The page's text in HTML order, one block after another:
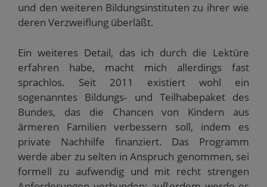
und den weiteren Bildungsinstituten zu ihrer wie
deren Verzweiflung überläßt.
Ein weiteres Detail, das ich durch die Lektüre
erfahren habe, macht mich allerdings fast
sprachlos. Seit 2011 existiert wohl ein
sogenanntes Bildungs- und Teilhabepaket des
Bundes, das die Chancen von Kindern aus
ärmeren Familien verbessern soll, indem es
private Nachhilfe finanziert. Das Programm
werde aber zu selten in Anspruch genommen, sei
formell zu aufwendig und mit recht strengen